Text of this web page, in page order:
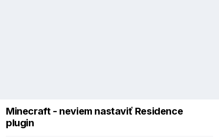
Minecraft - neviem nastaviť Residence
plugin